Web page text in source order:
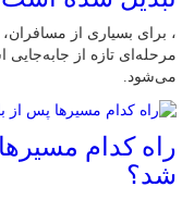
، برای بسیاری از مسافران،
مرحله‌ای تازه از جابه‌جایی
می‌شود.
راه کدام
شد؟